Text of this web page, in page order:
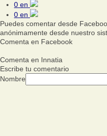
0 en
0 en
Puedes comentar desde
anónimamente desde nuestro
Comenta en Facebook
Comenta en Innatia
Escribe tu comentario
Nombre